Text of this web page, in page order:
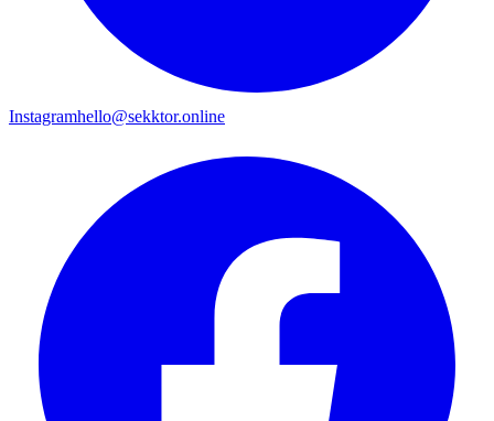
Instagramhello@sekktor.online